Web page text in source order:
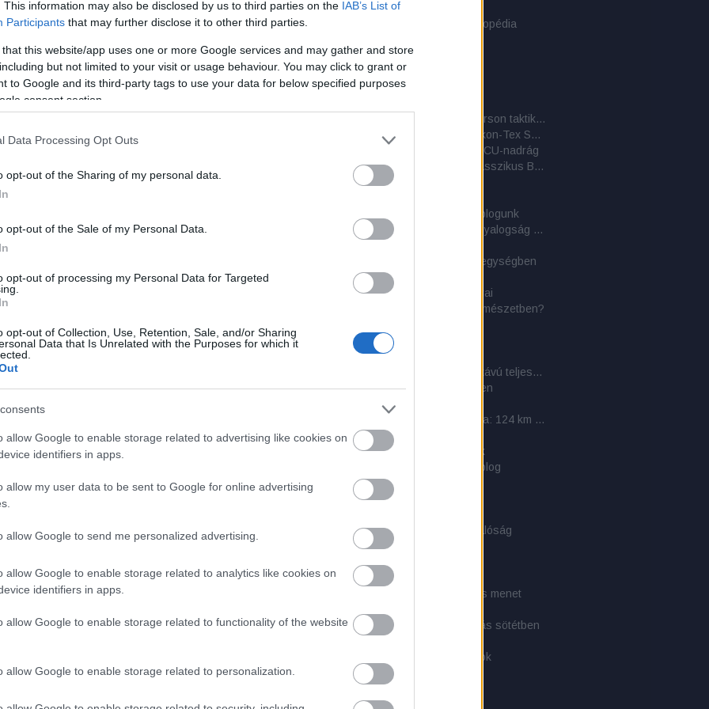
This information may also be disclosed by us to third parties on the IAB’s List of
Participants that may further disclose it to other third parties.
that this website/app uses one or more Google services and may gather and store
but not limited to your visit or usage behaviour. You may click to grant or
to Google and its third-party tags to use your data for below specified purposes
consent section.
Data Processing Opt Outs
opt-out of the Sharing of my personal data.
opt-out of the Sale of my Personal Data.
opt-out of processing my Personal Data for Targeted
opt-out of Collection, Use, Retention, Sale, and/or Sharing
Data that Is Unrelated with the Purposes for which it
allow Google to enable storage related to advertising like cookies on
identifiers in apps.
allow my user data to be sent to Google for online advertising
allow Google to send me personalized advertising.
allow Google to enable storage related to analytics like cookies on
identifiers in apps.
allow Google to enable storage related to functionality of the website
allow Google to enable storage related to personalization.
Ha ezt akarjuk, akkor viszont komolyan álljunk
hanem lelkileg, szellemileg is.
mennek neki a százasnak, évről évre. Nem
hogy megcsinálják. Elszánták magukat.
apait-anyait. Újra és újra. Csak arra kívánok
ezt a száz kilométert abszolválni, mi is adjunk bele
minden egyes nap, amikor készülünk, erre
indulunk, akkor is amikor nyugovóra térünk. A
egyszerűen hergelnünk és kondicionálnunk kell
agyilag is fel kell készülnünk. Ide tartozik a térkép
Mivel a Kinizsi útvonala közismert, illetve a kisebb
időt arra is, hogy tanulmányozzuk a térképet és
is. A vonatkozó internetes fórumokat (
) is érdemes szemmel tartani, mivel rengeteg
pedig megismerhetjük jövendő túratársaink
azon, mit akarunk valójában. Ha nem sikerült
is kipróbálja a hosszútávú túrázást, akkor
között. Hogy ez a rövidítés mit takar, az később
Highlander Bergen hátizsák
Alexander Stilwell: Túlélési enciklopédia
Amerikai sivatagi bakancs
Amerikai dzsungelbakancs
Bear Grylls: Tűzön-vízen át!
A BDU-nadrág és társai 4. – Emerson taktikai nadrág
A BDU-nadrág és társai 3. – Helikon-Tex SFU nadrág
A BDU-nadrág és társai 2. – Az ACU-nadrág
A BDU-nadrág és társai 1. – A klasszikus BDU-változat
Pantac taktikai zsák
Szolgálati közlemény - 2 éves a blogunk
Túlélőkönyv a Királyi Tengerészgyalogság közreműködésével
Barangolások az Erdélyi-szigethegységben
Bear Grylls: A vadon törvényei
Mindennapi kultúránk hagyományai
Kós Károly: Mihez kezdjünk a természetben?
Túlélő szómagyarázat
Cél a Kinizsi Százas – a hosszútávú teljesítménytúrázás titkai: 6. rész - 2011-es beszámolók
Avarmenedék - kunyhó az erdőben
Guggolás - pihenés
Mátra Közösségi Teljesítménytúra: 124 km kulináris élvezet
A brit PLCE szerelék
Poncsóbélés: takaró és hálózsák
Szolgálati közlemény - 1 éves a blog
Ray Mears: A túlélés kézikönyve
Helikon-Tex softshell dzseki
A túlélés törvényei (1x01) és a valóság
A MOLLE-rendszer
Medveszély!
Éjszakai túra 3. - Tájékozódás és menet
Éjszakai túra 1. - Látás és mozgás sötétben
Háncskötél készítés tapasztalatok
Guarder taktikai zsák
Peter Darman: Túlélés kézikönyv
Az út - a túlélés szemszögéből